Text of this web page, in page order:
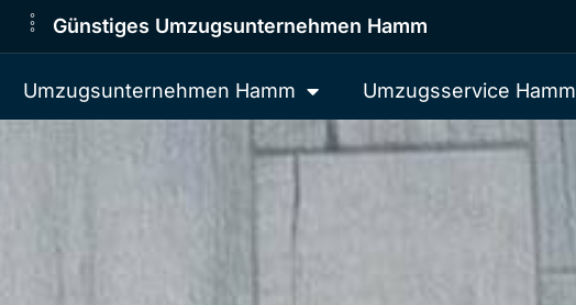
Günstiges Umzugsunternehmen Hamm
Umzugsunternehmen Hamm Umzugsservice Hamm